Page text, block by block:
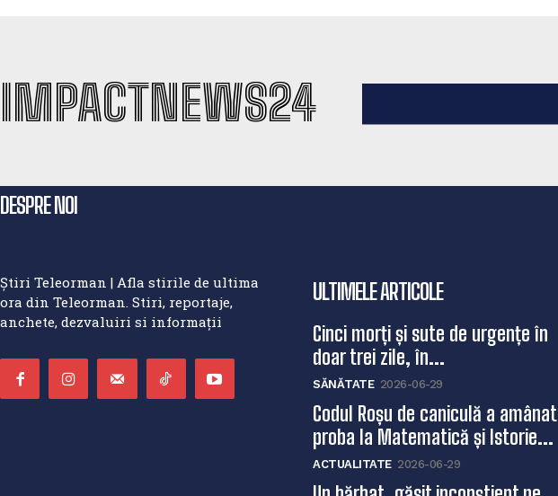
IMPACTNEWS24
DESPRE NOI
Știri Teleorman | Afla stirile de ultima
ora din Teleorman. Stiri, reportaje,
anchete, dezvaluiri si informații
ULTIMELE ARTICOLE
Cinci morți și sute de urgențe în
doar trei zile, în...
SĂNĂTATE 2026-06-29
Codul Roșu de caniculă a amânat
proba la Matematică și Istorie...
ACTUALITATE 2026-06-29